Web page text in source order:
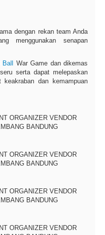
dengan rekan team Anda
menggunakan senapan
War Game dan dikemas
serta dapat melepaskan
keakraban dan kemampuan